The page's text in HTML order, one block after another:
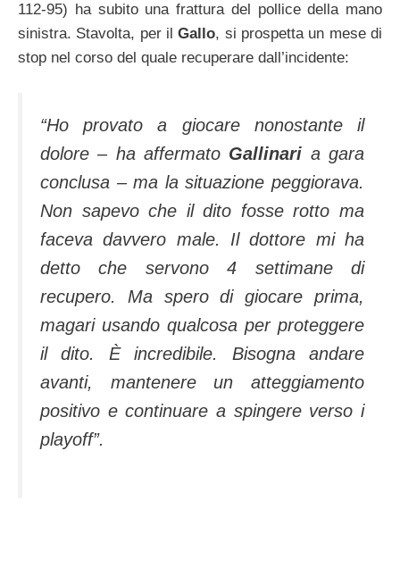
112-95) ha subito una frattura del pollice della mano
sinistra. Stavolta, per ilGallo, si prospetta un mese di
stop nel corso del quale recuperare dall’incidente:
“Ho provato a giocare nonostante il
dolore – ha affermato Gallinari a gara
conclusa – ma la situazione peggiorava.
Non sapevo che il dito fosse rotto ma
faceva davvero male. Il dottore mi ha
detto che servono 4 settimane di
recupero. Ma spero di giocare prima,
magari usando qualcosa per proteggere
il dito. È incredibile. Bisogna andare
avanti, mantenere un atteggiamento
positivo e continuare a spingere verso i
playoff”.